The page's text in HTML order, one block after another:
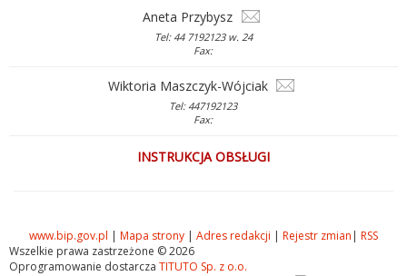
Aneta Przybysz
Tel: 44 7192123 w. 24
Fax:
Wiktoria Maszczyk-Wójciak
Tel: 447192123
Fax:
INSTRUKCJA OBSŁUGI
www.bip.gov.pl | Mapa strony | Adres redakcji | Rejestr zmian | RSS
Wszelkie prawa zastrzeżone © 2026
Oprogramowanie dostarcza TITUTO Sp. z o.o.